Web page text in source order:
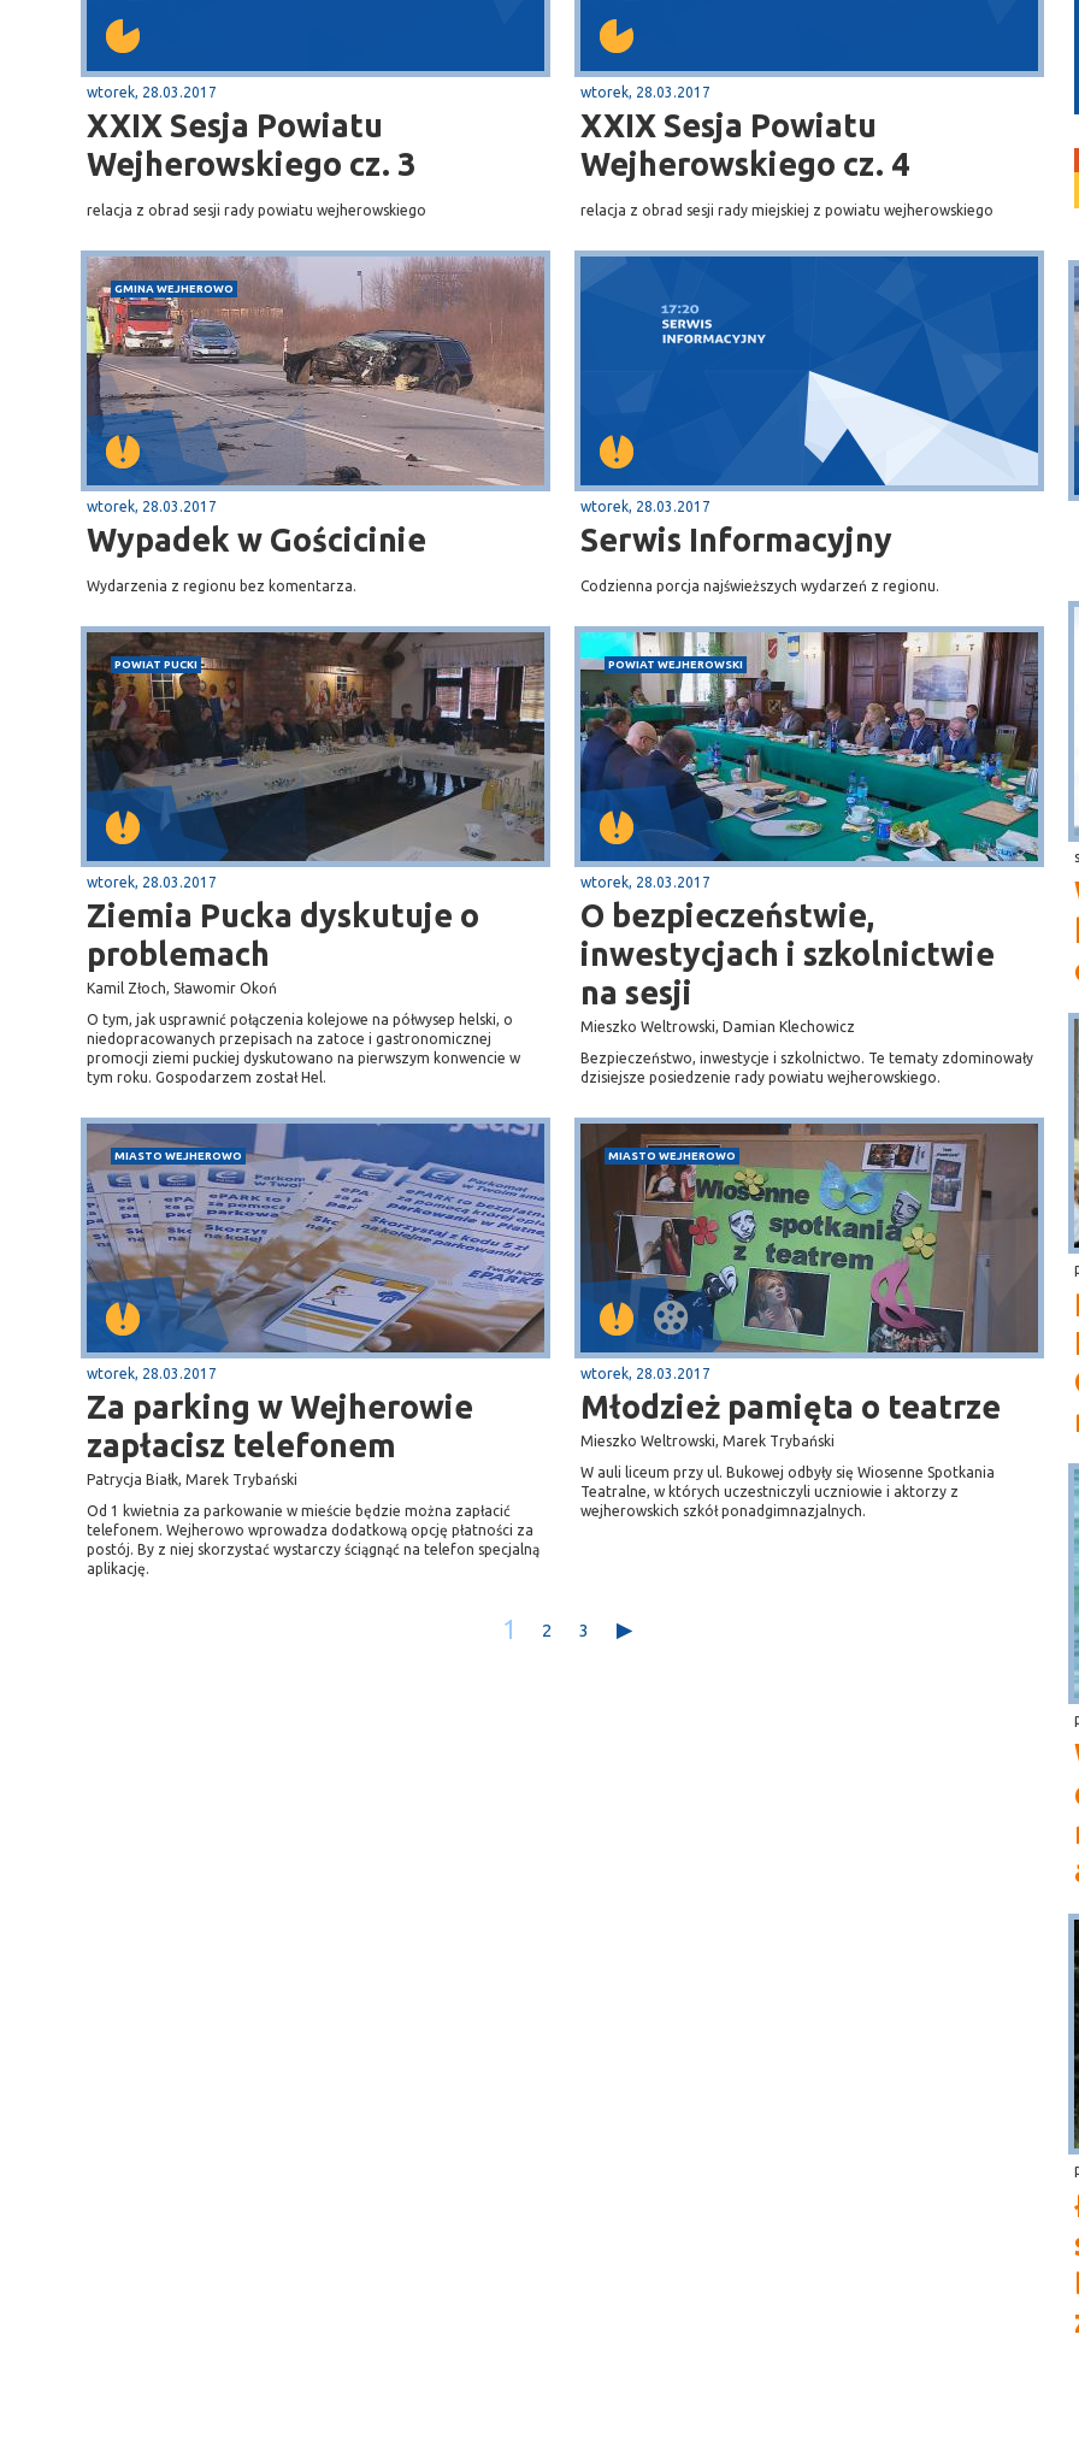
wtorek, 28.03.2017
XXIX Sesja Powiatu
Wejherowskiego cz. 3
relacja z obrad sesji rady powiatu wejherowskiego
wtorek, 28.03.2017
XXIX Sesja Powiatu
Wejherowskiego cz. 4
relacja z obrad sesji rady miejskiej z powiatu wejherowskiego
GMINA WEJHEROWO
wtorek, 28.03.2017
Wypadek w Gościcinie
Wydarzenia z regionu bez komentarza.
wtorek, 28.03.2017
Serwis Informacyjny
Codzienna porcja najświeższych wydarzeń z regionu.
POWIAT PUCKI
wtorek, 28.03.2017
Ziemia Pucka dyskutuje o
problemach
Kamil Złoch, Sławomir Okoń
O tym, jak usprawnić połączenia kolejowe na półwysep helski, o
niedopracowanych przepisach na zatoce i gastronomicznej
promocji ziemi puckiej dyskutowano na pierwszym konwencie w
tym roku. Gospodarzem został Hel.
POWIAT WEJHEROWSKI
wtorek, 28.03.2017
O bezpieczeństwie,
inwestycjach i szkolnictwie
na sesji
Mieszko Weltrowski, Damian Klechowicz
Bezpieczeństwo, inwestycje i szkolnictwo. Te tematy zdominowały
dzisiejsze posiedzenie rady powiatu wejherowskiego.
MIASTO WEJHEROWO
wtorek, 28.03.2017
Za parking w Wejherowie
zapłacisz telefonem
Patrycja Białk, Marek Trybański
Od 1 kwietnia za parkowanie w mieście będzie można zapłacić
telefonem. Wejherowo wprowadza dodatkową opcję płatności za
postój. By z niej skorzystać wystarczy ściągnąć na telefon specjalną
aplikację.
MIASTO WEJHEROWO
wtorek, 28.03.2017
Młodzież pamięta o teatrze
Mieszko Weltrowski, Marek Trybański
W auli liceum przy ul. Bukowej odbyły się Wiosenne Spotkania
Teatralne, w których uczestniczyli uczniowie i aktorzy z
wejherowskich szkół ponadgimnazjalnych.
1 2 3
Puck
Przystań, molo